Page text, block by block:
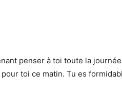
penser à toi toute la
toi ce matin. Tu es